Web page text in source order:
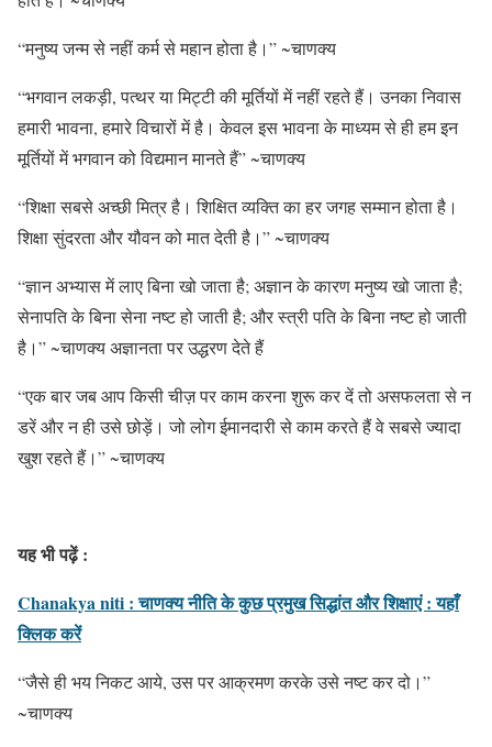
“मनुष्य जन्म से नहीं कर्म से महान होता है।” ~चाणक्य
“भगवान लकड़ी, पत्थर या मिट्टी की मूर्तियों में नहीं रहते हैं। उनका निवास
हमारी भावना, हमारे विचारों में है। केवल इस भावना के माध्यम से ही हम इन
मूर्तियों में भगवान को विद्यमान मानते हैं” ~चाणक्य
“शिक्षा सबसे अच्छी मित्र है। शिक्षित व्यक्ति का हर जगह सम्मान होता है।
शिक्षा सुंदरता और यौवन को मात देती है।” ~चाणक्य
“ज्ञान अभ्यास में लाए बिना खो जाता है; अज्ञान के कारण मनुष्य खो जाता है;
सेनापति के बिना सेना नष्ट हो जाती है; और स्त्री पति के बिना नष्ट हो जाती
है।” ~चाणक्य अज्ञानता पर उद्धरण देते हैं
“एक बार जब आप किसी चीज़ पर काम करना शुरू कर दें तो असफलता से न
डरें और न ही उसे छोड़ें। जो लोग ईमानदारी से काम करते हैं वे सबसे ज्यादा
खुश रहते हैं।” ~चाणक्य
यह भी पढ़ें :
Chanakya niti : चाणक्य नीति के कुछ प्रमुख सिद्धांत और शिक्षाएं : यहाँ
क्लिक करें
“जैसे ही भय निकट आये, उस पर आक्रमण करके उसे नष्ट कर दो।”
~चाणक्य